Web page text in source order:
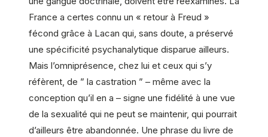
France a certes connu un « retour à Freud »
fécond grâce à Lacan qui, sans doute, a préservé
une spécificité psychanalytique disparue ailleurs.
Mais l’omniprésence, chez lui et ceux qui s’y
réfèrent, de ” la castration ” – même avec la
conception qu’il en a – signe une fidélité à une vue
de la sexualité qui ne peut se maintenir, qui pourrait
d’ailleurs être abandonnée. Une phrase du livre de